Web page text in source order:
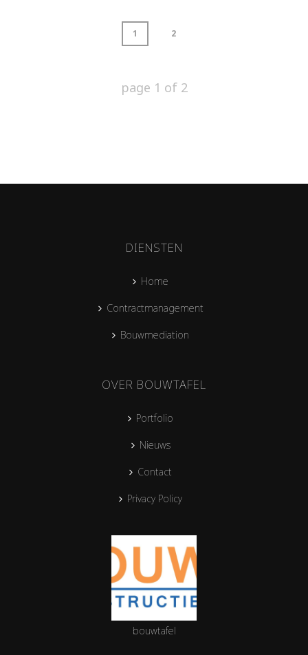
1 2
page 1 of 2
DIENSTEN
Home
Contractmanagement
Bouwmediation
OVER BOUWTAFEL
Portfolio
Nieuws
Contact
Privacy Policy
bouwtafel